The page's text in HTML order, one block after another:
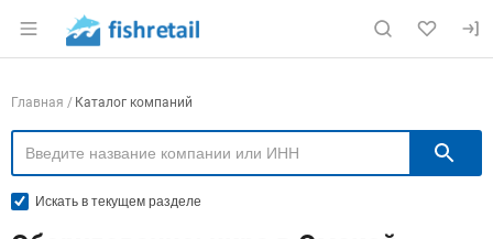
Раздел навигации по сайту fishretail.ru
Навигация по компаниям
Главная Каталог компаний
Искать в текущем разделе